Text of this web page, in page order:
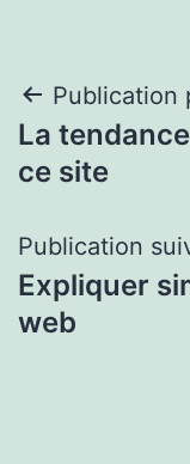
de
Publication
La
ce site
Publication
Expliquer
web